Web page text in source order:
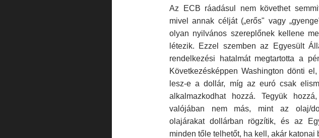
Az ECB ráadásul nem követhet
mivel annak célját („erős" vagy
olyan nyilvános szereplőnek kellene
létezik. Ezzel szemben az Egyesült
rendelkezési hatalmát megtar­totta a
Következésképpen Washington dönti
lesz-e a dollár, míg az euró csak
alkalmazkodhat hozzá. Tegyük
valójában nem más, mint az olaj/
olajárakat dollárban rögzítik, és az
minden tőle telhetőt, ha kell, akár katonai